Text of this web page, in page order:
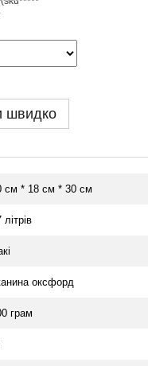
швидко
см * 18 см * 30 см
літрів
оксфорд
грам